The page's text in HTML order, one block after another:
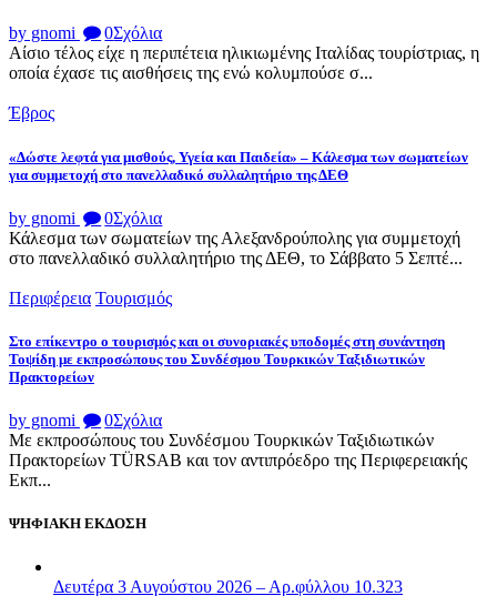
by gnomi 0Σχόλια
Αίσιο τέλος είχε η περιπέτεια ηλικιωμένης Ιταλίδας τουρίστριας, η
οποία έχασε τις αισθήσεις της ενώ κολυμπούσε σ...
Έβρος
«Δώστε λεφτά για μισθούς, Υγεία και Παιδεία» – Κάλεσμα των σωματείων
για συμμετοχή στο πανελλαδικό συλλαλητήριο της ΔΕΘ
by gnomi 0Σχόλια
Κάλεσμα των σωματείων της Αλεξανδρούπολης για συμμετοχή
στο πανελλαδικό συλλαλητήριο της ΔΕΘ, το Σάββατο 5 Σεπτέ...
Περιφέρεια Τουρισμός
Στο επίκεντρο ο τουρισμός και οι συνοριακές υποδομές στη συνάντηση
Τοψίδη με εκπροσώπους του Συνδέσμου Τουρκικών Ταξιδιωτικών
Πρακτορείων
by gnomi 0Σχόλια
Με εκπροσώπους του Συνδέσμου Τουρκικών Ταξιδιωτικών
Πρακτορείων TÜRSAB και τον αντιπρόεδρο της Περιφερειακής
Εκπ...
ΨΗΦΙΑΚΗ ΕΚΔΟΣΗ
Δευτέρα 3 Αυγούστου 2026 – Αρ.φύλλου 10.323